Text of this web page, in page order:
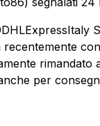
recentemente
rimandato
per